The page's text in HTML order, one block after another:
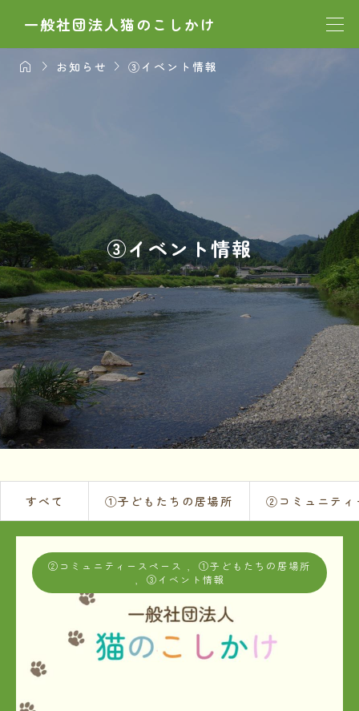
一般社団法人猫のこしかけ
  お知らせ  ③イベント情報
③イベント情報
すべて ①子どもたちの居場所 ②コミュニティ
②コミュニティースペース
①子どもたちの居場所
③イベント情報